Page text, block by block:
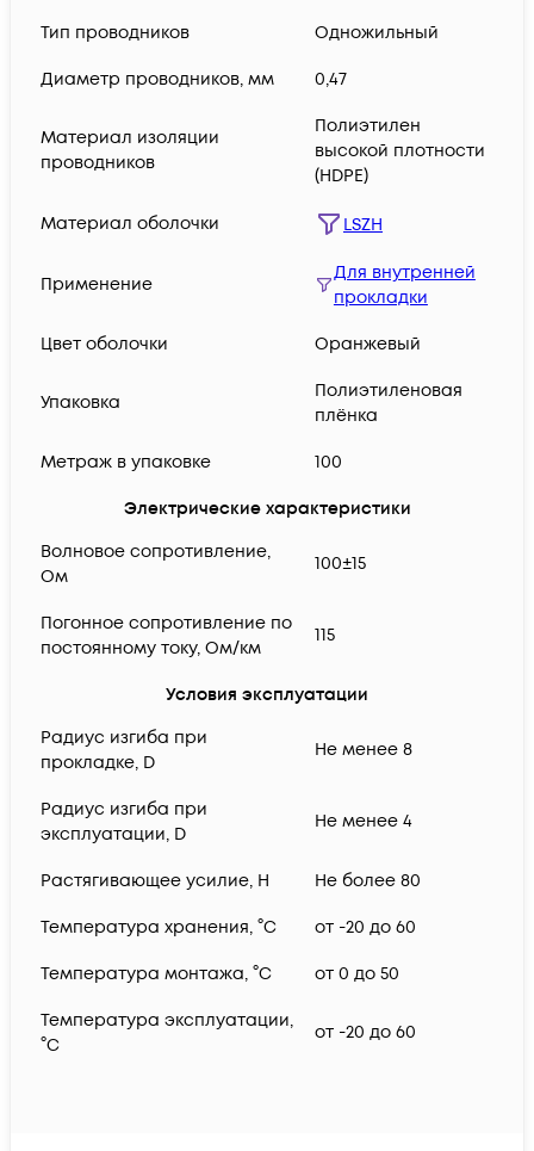
Тип проводников Одножильный
Диаметр проводников, мм 0,47
Материал изоляции
проводников
Полиэтилен
высокой плотности
(HDPE)
Материал оболочки LSZH
Применение
Для внутренней
прокладки
Цвет оболочки Оранжевый
Упаковка
Полиэтиленовая
плёнка
Метраж в упаковке 100
Электрические характеристики
Волновое сопротивление,
Ом
100±15
Погонное сопротивление по
постоянному току, Ом/км
115
Условия эксплуатации
Радиус изгиба при
прокладке, D
Не менее 8
Радиус изгиба при
эксплуатации, D
Не менее 4
Растягивающее усилие, H Не более 80
Температура хранения, °C от -20 до 60
Температура монтажа, °C от 0 до 50
Температура эксплуатации,
°C
от -20 до 60